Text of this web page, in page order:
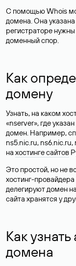
С помощью Whois
домена. Она
регистраторе
доменный спор.
Как
домену
Узнать, на каком
«nserver», где
домен. Например,
ns5.nic.ru, ns6.nic.ru,
на хостинге сайтов
Это простой, но не
хостинг-
делегируют домен
сайта хранятся у
Как
домена